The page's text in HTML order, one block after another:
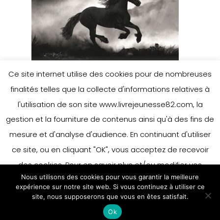
Ce site internet utilise des cookies pour de nombreuses
finalités telles que la collecte d'informations relatives à
l'utilisation de son site www.livrejeunesse82.com, la
gestion et la fourniture de contenus ainsi qu'à des fins de
mesure et d'analyse d'audience. En continuant d'utiliser
ce site, ou en cliquant "OK", vous acceptez de recevoir
des cookies. Pour en savoir plus et/ou modifier vos
préférences en matière de cookies, merci de vous référer
à notre politique sur les cookies.
Accepter
En savoir plus
Nous utilisons des cookies pour vous garantir la meilleure
expérience sur notre site web. Si vous continuez à utiliser ce
site, nous supposerons que vous en êtes satisfait.
Ok